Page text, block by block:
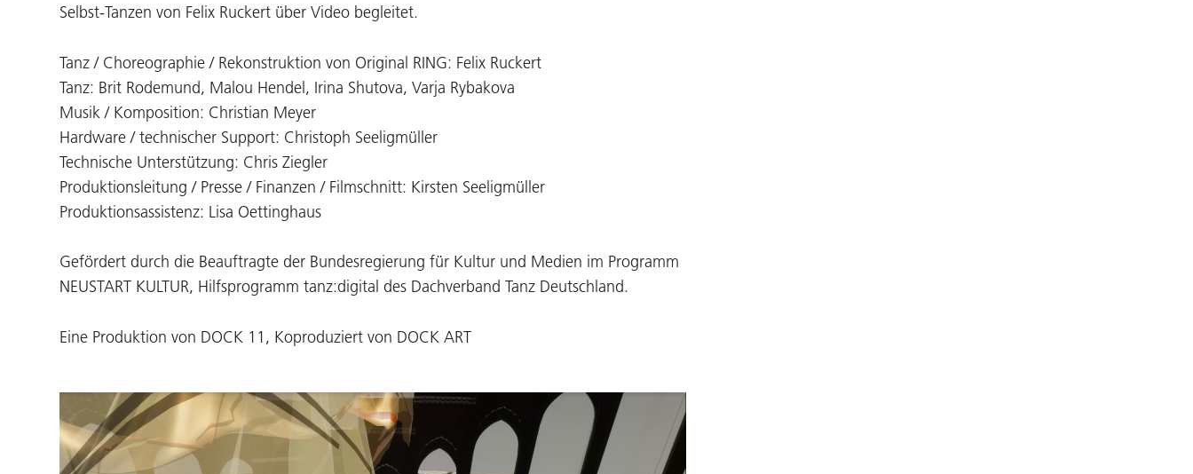
Selbst-Tanzen von Felix Ruckert über Video begleitet.
Tanz / Choreographie / Rekonstruktion von Original RING: Felix Ruckert
Tanz: Brit Rodemund, Malou Hendel, Irina Shutova, Varja Rybakova
Musik / Komposition: Christian Meyer
Hardware / technischer Support: Christoph Seeligmüller
Technische Unterstützung: Chris Ziegler
Produktionsleitung / Presse / Finanzen / Filmschnitt: Kirsten Seeligmüller
Produktionsassistenz: Lisa Oettinghaus
Gefördert durch die Beauftragte der Bundesregierung für Kultur und Medien im Programm
NEUSTART KULTUR, Hilfsprogramm tanz:digital des Dachverband Tanz Deutschland.
Eine Produktion von DOCK 11, Koproduziert von DOCK ART